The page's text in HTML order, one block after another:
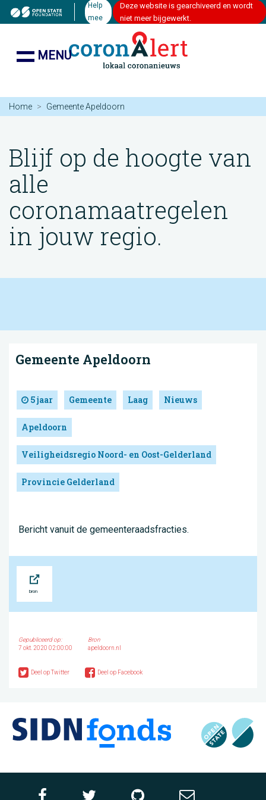
Help
mee
Deze website is gearchiveerd en wordt
niet meer bijgewerkt.
MENU
Home Gemeente Apeldoorn
Blijf op de hoogte van
alle
coronamaatregelen
in jouw regio.
Gemeente Apeldoorn
5 jaar Gemeente Laag Nieuws
Apeldoorn
Veiligheidsregio Noord- en Oost-Gelderland
Provincie Gelderland
Bericht vanuit de gemeenteraadsfracties.
Gepubliceerd op:
7 okt. 2020 02:00:00
Bron
apeldoorn.nl
Deel op Twitter Deel op Facebook